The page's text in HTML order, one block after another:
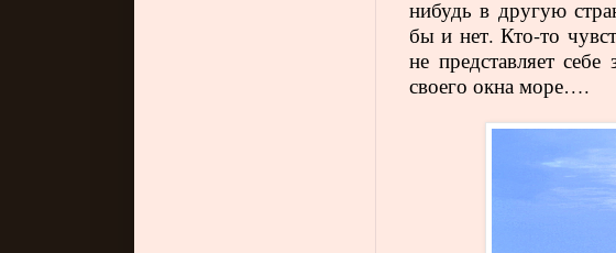
нибудь в другую
бы и нет. Кто-то
не представляет
своего окна море….